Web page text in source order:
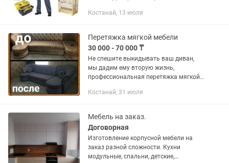
своего дела. Регулировка навесов,
направляющих,...
Костанай, 13 июля
Перетяжка мягкой мебели
30 000 - 70 000 ₸
Не спешите выкидывать ваш диван,
мы дадим ему вторую жизнь,
профессиональная перетяжка мягкой
пружинова блока, любой ремонт,
сделаем в...
Костанай, 31 июля
Мебель на заказ.
Договорная
Изготовление корпусной мебели на
заказ разной сложности. Кухни
модульные, спальни, детские,